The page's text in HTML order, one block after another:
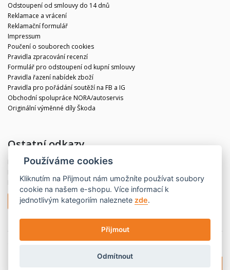
Odstoupení od smlouvy do 14 dnů
Reklamace a vrácení
Reklamační formulář
Impressum
Poučení o souborech cookies
Pravidla zpracování recenzí
Formulář pro odstoupení od kupní smlouvy
Pravidla řazení nabídek zboží
Pravidla pro pořádání soutěží na FB a IG
Obchodní spolupráce NORA/autoservis
Originální výměnné díly Škoda
Ostatní odkazy
Blog
Partneři
Odstoupit od smlouvy
Používáme cookies
Kliknutím na Přijmout nám umožníte používat soubory
cookie na našem e-shopu. Více informací k
jednotlivým kategoriím naleznete zde.
Přijmout
Odmítnout